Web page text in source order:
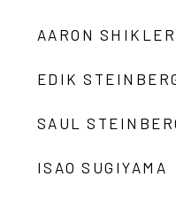
AARON SHIKLER
EDIK
SAUL
ISAO SUGIYAMA